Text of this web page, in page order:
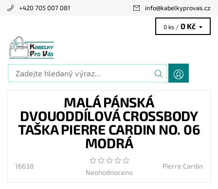
+420 705 007 081 info@kabelkyprovas.cz
0 ks / 0 Kč
MALÁ PÁNSKÁ
DVOUODDÍLOVÁ CROSSBODY
TAŠKA PIERRE CARDIN NO. 06
MODRÁ
16638
Neohodnoceno
Pierre Cardin